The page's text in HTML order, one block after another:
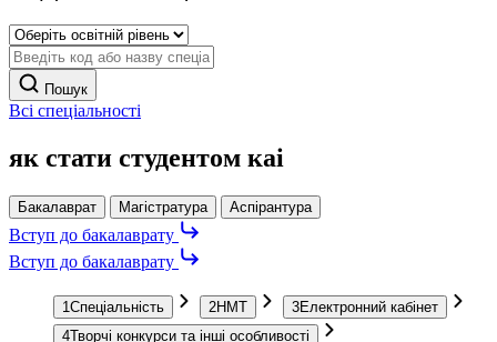
Пошук
Всі спеціальності
як стати студентом каі
Бакалаврат Магістратура Аспірантура
Вступ до бакалаврату
Вступ до бакалаврату
1 Спеціальність 2НМТ 3Електронний кабінет
4Творчі конкурси та інші особливості